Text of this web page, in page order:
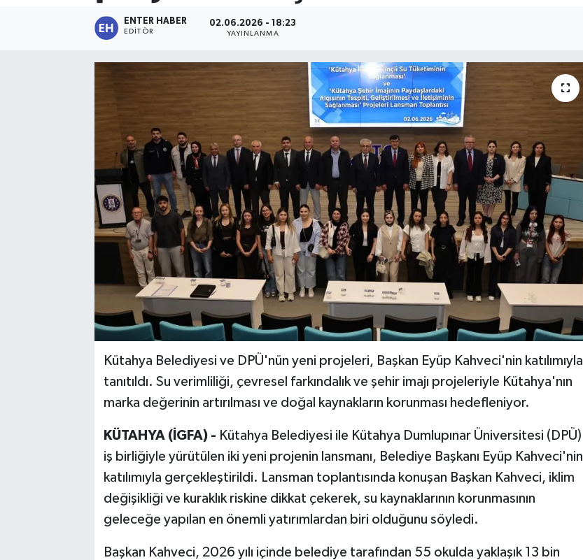
ENTER HABER
EDITÖR
02.06.2026 - 18:23
YAYINLANMA
Kütahya Belediyesi ve DPÜ'nün yeni projeleri, Başkan Eyüp Kahveci'nin katılımıyla
tanıtıldı. Su verimliliği, çevresel farkındalık ve şehir imajı projeleriyle Kütahya'nın
marka değerinin artırılması ve doğal kaynakların korunması hedefleniyor.
KÜTAHYA (İGFA) - Kütahya Belediyesi ile Kütahya Dumlupınar Üniversitesi (DPÜ)
iş birliğiyle yürütülen iki yeni projenin lansmanı, Belediye Başkanı Eyüp Kahveci'nin
katılımıyla gerçekleştirildi. Lansman toplantısında konuşan Başkan Kahveci, iklim
değişikliği ve kuraklık riskine dikkat çekerek, su kaynaklarının korunmasının
geleceğe yapılan en önemli yatırımlardan biri olduğunu söyledi.
Başkan Kahveci, 2026 yılı içinde belediye tarafından 55 okulda yaklaşık 13 bin
KÜLTÜR SANAT